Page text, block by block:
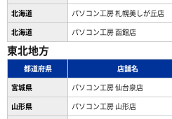
北海道
パソコン⼯房 札幌美しが丘店
北海道
パソコン工房 函館店
東北地方
都道府県 店舗名
宮城県
パソコン工房 仙台泉店
山形県
パソコン工房 山形店